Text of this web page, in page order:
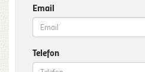
Email
Telefon